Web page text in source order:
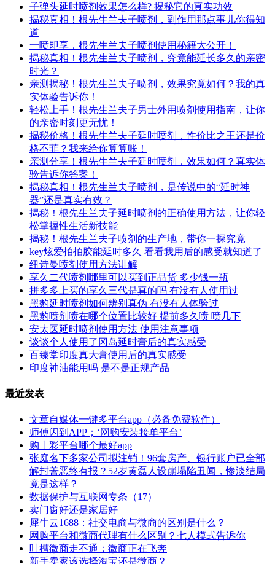
子弹头延时喷剂效果怎么样? 揭秘它的真实功效
揭秘真相！根先生兰夫子喷剂，副作用那点事儿你得知
道
一喷即享，根先生兰夫子喷剂使用秘籍大公开！
揭秘真相！根先生兰夫子喷剂，究竟能延长多久的亲密
时光？
亲测揭秘！根先生兰夫子喷剂，效果究竟如何？我的真
实体验告诉你！
轻松上手！根先生兰夫子男士外用喷剂使用指南，让你
的亲密时刻更无忧！
揭秘价格！根先生兰夫子延时喷剂，性价比之王还是价
格不菲？我来给你算算账！
亲测分享！根先生兰夫子延时喷剂，效果如何？真实体
验告诉你答案！
揭秘真相！根先生兰夫子喷剂，是传说中的“延时神
器”还是真实有效？
揭秘！根先生兰夫子延时喷剂的正确使用方法，让你轻
松掌握性生活新技能
揭秘！根先生兰夫子喷剂的生产地，带你一探究竟
key炫爱拍拍胶能延时多久 看看我用后的感受就知道了
纽诗曼喷剂使用方法讲解
享久二代喷剂哪里可以买到正品货 多少钱一瓶
拼多多上买的享久三代是真的吗 有没有人使用过
黑豹延时喷剂如何辨别真伪 有没有人体验过
黑豹喷剂喷在哪个位置比较好 提前多久喷 喷几下
安太医延时喷剂使用方法 使用注意事项
谈谈个人使用了冈岛延时膏后的真实感受
百臻堂印度真大膏使用后的真实感受
印度神油能用吗 是不是正规产品
最近发表
文章自媒体一键多平台app（必备免费软件）
师傅闪到APP；‘网购安装接单平台’
购丨彩平台哪个最好app
张庭名下多家公司拟注销！96套房产、银行账户已全部
解封善恶终有报？52岁黄磊人设崩塌陷丑闻，惨淡结局
竟是这样？
数据保护与互联网专条（17）
卖门窗好还是家居好
犀牛云1688：社交电商与微商的区别是什么？
网购平台和微商代理有什么区别？七人模式告诉你
吐槽微商走不通：微商正在飞奔
新手卖家该选择淘宝还是微商？